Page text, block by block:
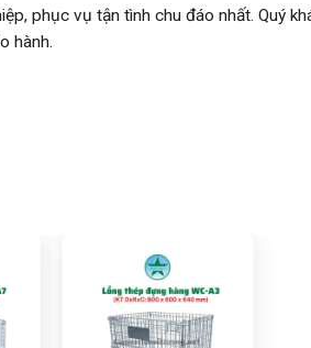
phục vụ tận tình chu đáo nhất. Quý
hành.